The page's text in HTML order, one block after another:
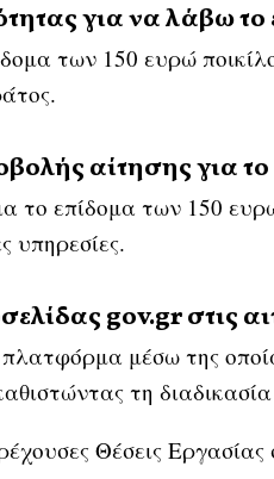
για να λάβω
των 150 ευρώ
αίτησης για
το επίδομα των 150
υπηρεσίες.
gov.gr στις
μέσω της
τη
Θέσεις